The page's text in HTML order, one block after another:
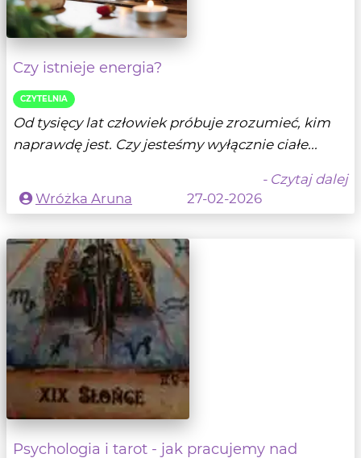
Czy istnieje energia?
CZYTELNIA
Od tysięcy lat człowiek próbuje zrozumieć, kim
naprawdę jest. Czy jesteśmy wyłącznie ciałe...
- Czytaj dalej
Wróżka Aruna
27-02-2026
Psychologia i tarot - jak pracujemy nad